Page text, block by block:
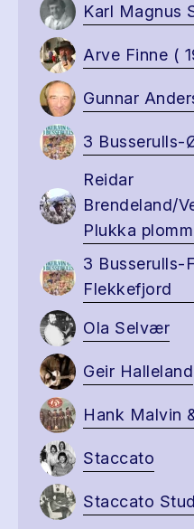
Karl Magnus
Arve Finne (
Gunnar
3 Busserulls-
Reidar
Brendeland/
Plukka
3 Busserulls-
Flekkefjord
Ola Selvær
Geir Halleland
Hank Malvin
Staccato
Staccato